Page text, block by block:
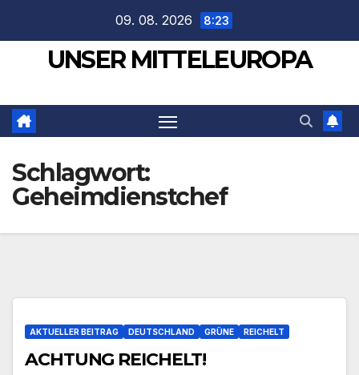
springen
09. 08. 2026 8:23
UNSER MITTELEUROPA
Schlagwort:
Geheimdienstchef
AKTUELLER BEITRAG DEUTSCHLAND GRÜNE REICHELT
ACHTUNG REICHELT!